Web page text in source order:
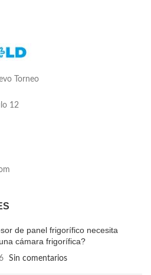
Torneo
12
de panel frigorífico necesita
cámara frigorífica?
Sin comentarios